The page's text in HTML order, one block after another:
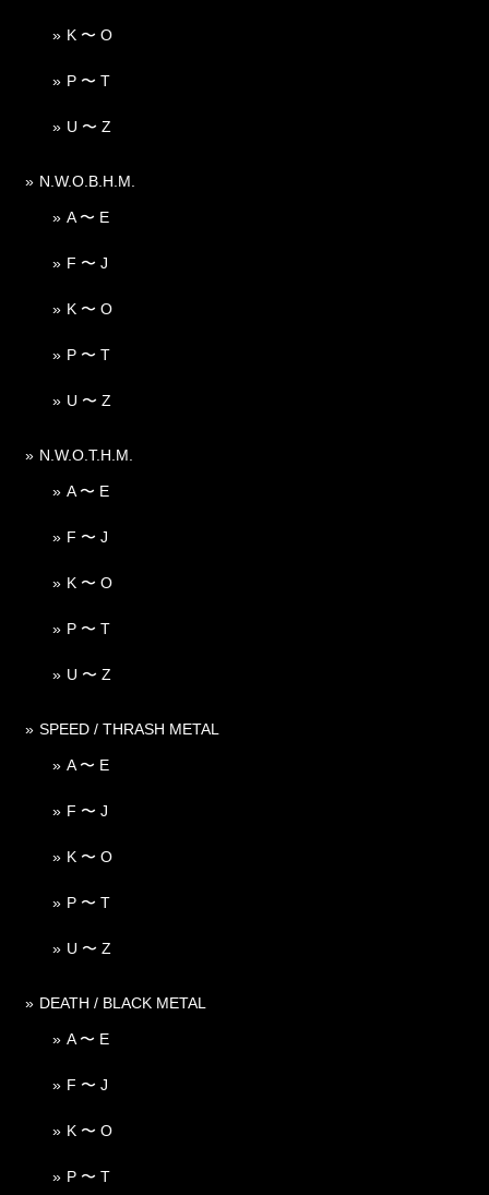
K 〜 O
P 〜 T
U 〜 Z
N.W.O.B.H.M.
A 〜 E
F 〜 J
K 〜 O
P 〜 T
U 〜 Z
N.W.O.T.H.M.
A 〜 E
F 〜 J
K 〜 O
P 〜 T
U 〜 Z
SPEED / THRASH METAL
A 〜 E
F 〜 J
K 〜 O
P 〜 T
U 〜 Z
DEATH / BLACK METAL
A 〜 E
F 〜 J
K 〜 O
P 〜 T